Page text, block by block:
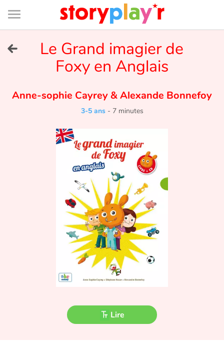
Connexion
Bibliothèque
de
page
Je me connecte
Tester gratuitement
Bibliothèque
Contes d'ici et d'ailleurs
Fable, mythe, littérature et poésie
Princesses et princes, rois, reines et dragons
Ogres, monstres et sorcières
Le Grand imagier de
Foxy en Anglais
Anne-sophie Cayrey&Alexande Bonnefoy
3-5 ans- 7 minutes
Lire